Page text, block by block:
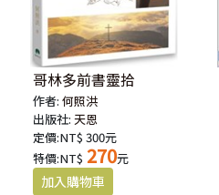
哥林多前書靈拾
作者:何照洪
出版社:天恩
定價:NT$ 300元
特價:NT$ 270元